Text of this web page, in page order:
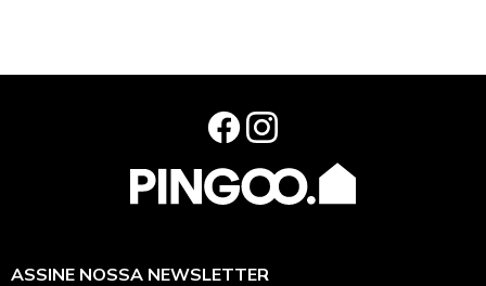
ASSINE NOSSA NEWSLETTER